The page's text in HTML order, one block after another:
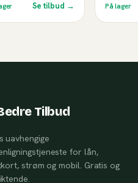
Se tilbud → På lager
Tilbud
uavhengige
for lån,
strøm og mobil. Gratis og